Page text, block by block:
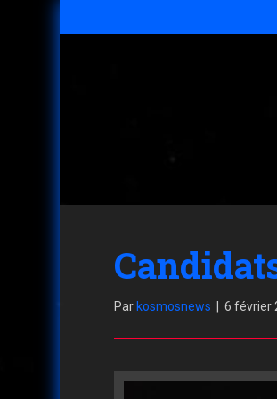
Par kosmosnews 6 février